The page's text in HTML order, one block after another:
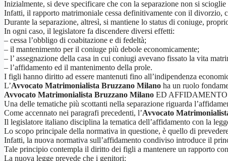
Inizialmente, si deve specificare che con la separazione non si
Infatti, il rapporto matrimoniale cessa definitivamente con il divorzio,
Durante la separazione, altresì, si mantiene lo status di coniuge,
In ogni caso, il legislatore fa discendere diversi effetti:
– cessa l’obbligo di coabitazione e di fedeltà;
– il mantenimento per il coniuge più debole economicamente;
– l’ assegnazione della casa in cui coniugi avevano fissato la vita
– l’affidamento ed il mantenimento della prole.
I figli hanno diritto ad essere mantenuti fino all’indipendenza
L’Avvocato Matrimonialista Bruzzano Milano ha un ruolo
Avvocato Matrimonialista Bruzzano Milano ED
Una delle tematiche più scottanti nella separazione riguarda
Come accennato nei paragrafi precedenti, l’Avvocato
Il legislatore italiano disciplina la tematica dell’affidamento con la
Lo scopo principale della normativa in questione, è quello di
Infatti, la nuova normativa sull’affidamento condiviso introduce il
Tale principio contempla il diritto dei figli a mantenere un rapporto
La nuova legge prevede che i genitori: